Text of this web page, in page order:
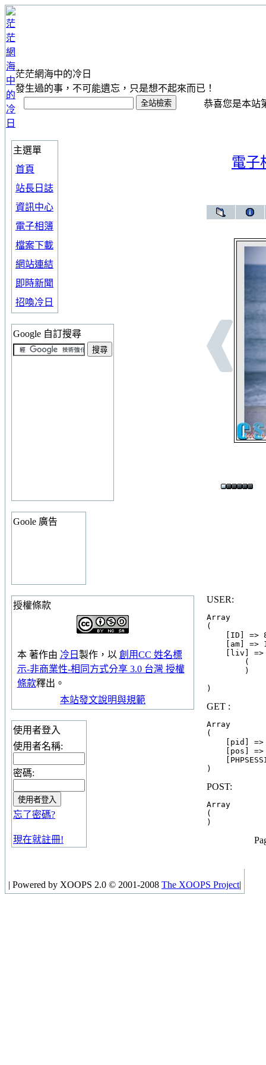
茫茫網海中的冷日
發生過的事，不可能遺忘，只是想不起來而已！
恭喜您是本站
主選單
首頁
站長日誌
資訊中心
電子相簿
檔案下載
網站連結
即時新聞
招喚冷日
Google 自訂搜尋
Goole 廣告
授權條款
本 著作由 冷日 製作，以 創用CC 姓名標
示-非商業性-相同方式分享 3.0 台灣 授權
條款釋出。
本站發文說明與規範
使用者登入
使用者名稱:
密碼:
忘了密碼?
現在就註冊!
電子
USER:
Array
(
[ID] =>
[am] =>
[liv] =>
        (
        )
GET :
Array
(
[pid] =>
[pos] =>
POST:
Array
(
| Powered by XOOPS 2.0 © 2001-2008 The XOOPS Project|